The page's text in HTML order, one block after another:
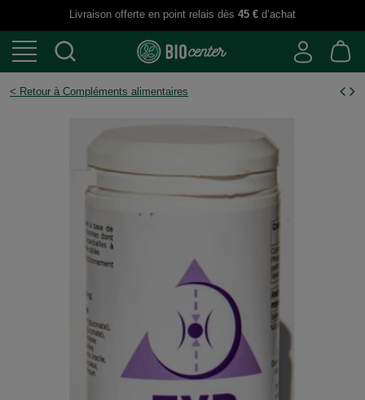
Livraison offerte en point relais dès 45 € d’achat